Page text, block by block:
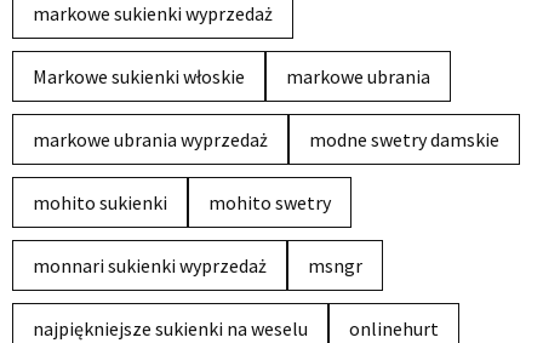
markowe sukienki wyprzedaż
Markowe sukienki włoskie markowe ubrania
markowe ubrania wyprzedaż modne swetry damskie
mohito sukienki mohito swetry
monnari sukienki wyprzedaż msngr
najpiękniejsze sukienki na weselu onlinehurt